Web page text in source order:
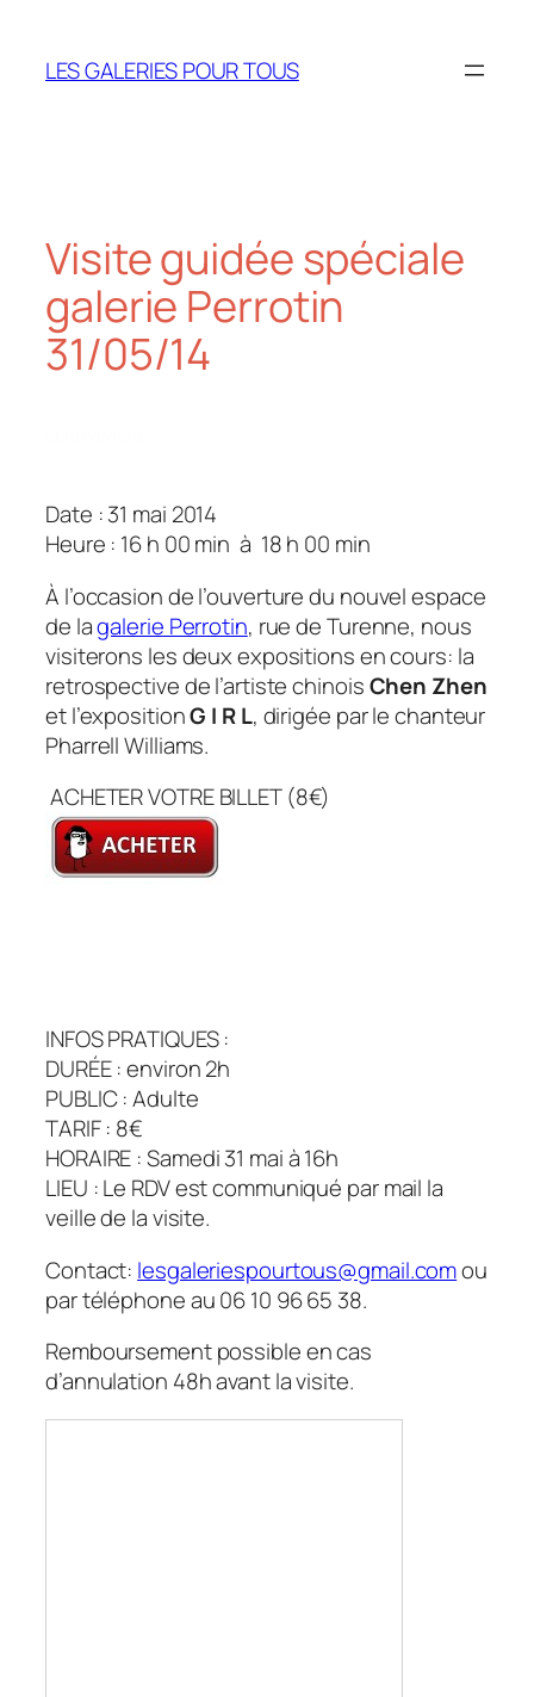
contenu
LES GALERIES POUR TOUS
Visite guidée spéciale
galerie Perrotin
31/05/14
Date : 31 mai 2014
Heure : 16 h 00 min à 18 h 00 min
À l’occasion de l’ouverture du nouvel espace
de lagalerie Perrotin, rue de Turenne, nous
visiterons les deux expositions en cours: la
retrospective de l’artiste chinoisChen Zhen
et l’expositionG I R L, dirigée par le chanteur
Pharrell Williams.
ACHETER VOTRE BILLET (8€)
INFOS PRATIQUES :
DURÉE : environ 2h
PUBLIC : Adulte
TARIF : 8€
HORAIRE : Samedi 31 mai à 16h
LIEU : Le RDV est communiqué par mail la
veille de la visite.
Contact: lesgaleriespourtous@gmail.comou
par téléphone au 06 10 96 65 38.
Remboursement possible en cas
d’annulation 48h avant la visite.